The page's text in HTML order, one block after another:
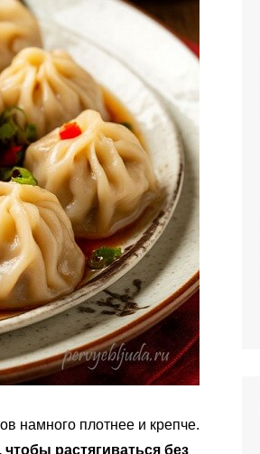
намного плотнее и крепче.
растягиваться без